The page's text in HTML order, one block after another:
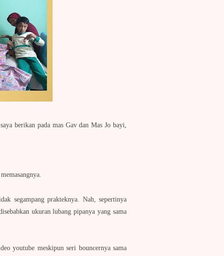
berikan pada mas Gav dan Mas Jo bayi,
segampang prakteknya. Nah, sepertinya
ukuran lubang pipanya yang sama
youtube meskipun seri bouncernya sama